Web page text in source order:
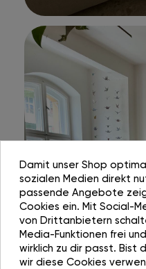
Damit unser Shop
sozialen Medien direkt
passende Angebote
Cookies ein. Mit Social-
von Drittanbietern
Media-Funktionen frei
wirklich zu dir passt. Bist
wir diese Cookies